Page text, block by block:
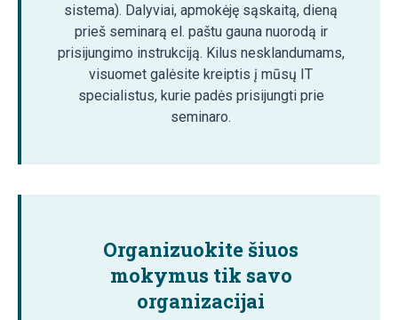
sistema). Dalyviai, apmokėję sąskaitą, dieną
prieš seminarą el. paštu gauna nuorodą ir
prisijungimo instrukciją. Kilus nesklandumams,
visuomet galėsite kreiptis į mūsų IT
specialistus, kurie padės prisijungti prie
seminaro.
Organizuokite šiuos
mokymus tik savo
organizacijai